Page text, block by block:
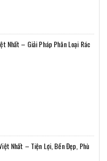
Nhất – Giải Pháp Phân Loại Rác
Nhất – Tiện Lợi, Bền Đẹp, Phù